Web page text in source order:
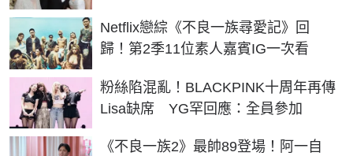
Netflix戀綜《不良一族尋愛記》回
歸！第2季11位素人嘉賓IG一次看
粉絲陷混亂！BLACKPINK十周年再傳
Lisa缺席 YG罕回應：全員參加
《不良一族2》最帥89登場！阿一自